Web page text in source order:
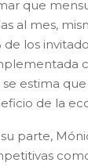
que
al mes,
de los
se estima
de la
parte,